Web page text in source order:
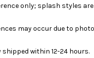
only; splash styles
may occur due to
shipped within 12-24 hours.